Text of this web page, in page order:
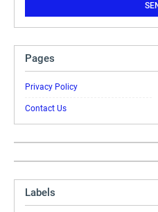
Pages
Privacy Policy
Contact Us
Labels